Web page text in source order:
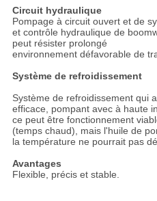
Circuit hydraulique
Pompage à circuit ouvert et de
et contrôle hydraulique de
peut résister prolongé
environnement défavorable de
Système de refroidissement
Système de refroidissement qui
efficace, pompant avec à haute
ce peut être fonctionnement
(temps chaud), mais l'huile de
la température ne pourrait pas
Avantages
Flexible, précis et stable.